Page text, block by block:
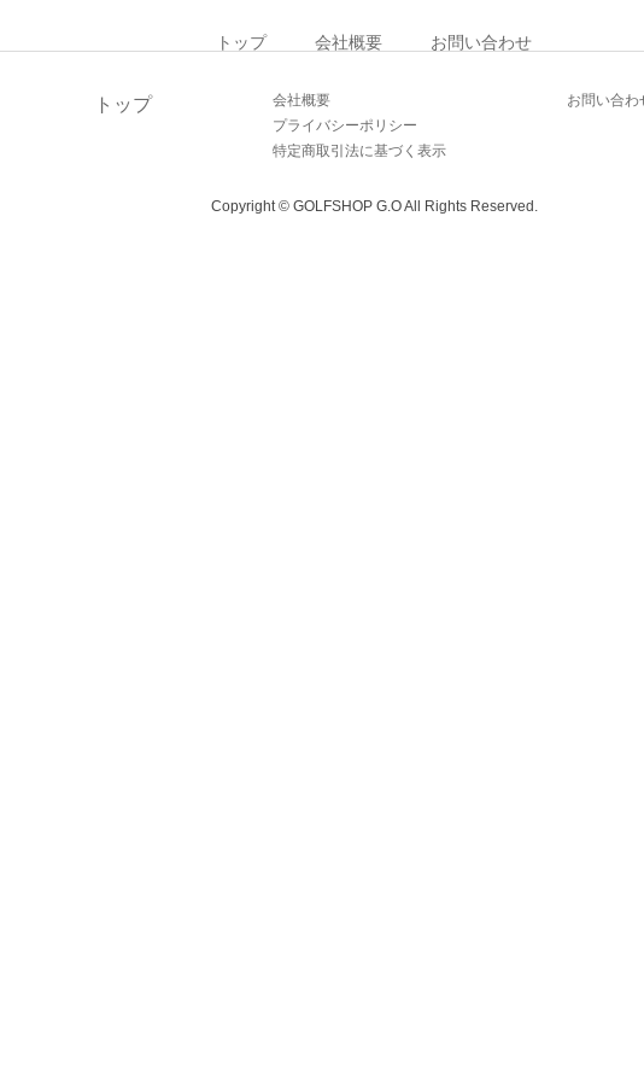
トップ 会社概要 お問い合わせ
トップ
会社概要
プライバシーポリシー
特定商取引法に基づく表示
お問い合わ
Copyright © GOLFSHOP G.O All Rights Reserved.